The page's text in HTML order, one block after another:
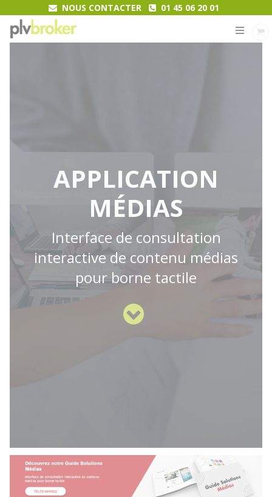
NOUS CONTACTER 01 45 06 20 01
APPLICATION
MÉDIAS
Interface de consultation
interactive de contenu médias
pour borne tactile